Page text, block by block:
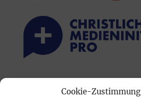
Cookie-Zustimmung
PRINTAUSGABE